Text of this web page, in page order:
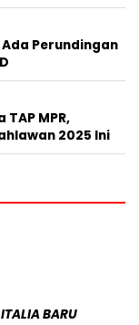
Perundingan
MPR,
2025 Ini
BARU